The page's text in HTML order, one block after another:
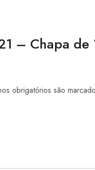
– Chapa de
obrigatórios são